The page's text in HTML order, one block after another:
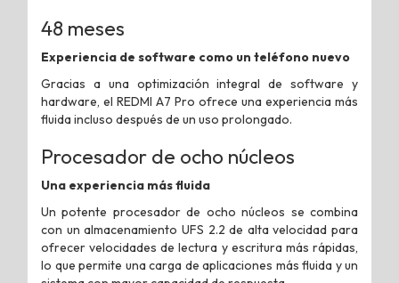
48 meses
Experiencia de software como un teléfono nuevo
Gracias a una optimización integral de software y
hardware, el REDMI A7 Pro ofrece una experiencia más
fluida incluso después de un uso prolongado.
Procesador de ocho núcleos
Una experiencia más fluida
Un potente procesador de ocho núcleos se combina
con un almacenamiento UFS 2.2 de alta velocidad para
ofrecer velocidades de lectura y escritura más rápidas,
lo que permite una carga de aplicaciones más fluida y un